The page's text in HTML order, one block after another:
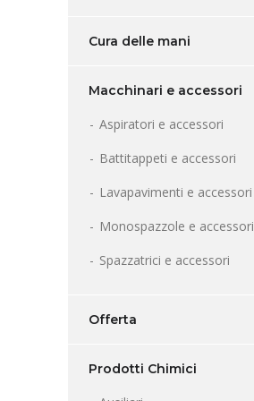
Cura delle mani
Macchinari e accessori
Aspiratori e accessori
Battitappeti e accessori
Lavapavimenti e accessori
Monospazzole e accessori
Spazzatrici e accessori
Offerta
Prodotti Chimici